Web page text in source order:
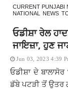
CURRENT PUNJABI
NATIONAL
NEWS
ਓਡੀਸ਼ਾ ਰੇਲ
ਜਾਇਜ਼ਾ, ਹੁਣ
Jun 03, 2023 4:39
ਓਡੀਸ਼ਾ ਦੇ
ਡੱਬੇ ਪਟੜੀ ਤੋਂ ਉਤਰ